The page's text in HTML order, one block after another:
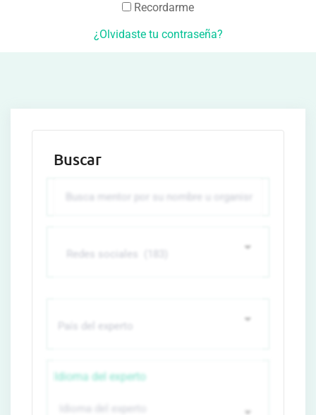
Recordarme
¿Olvidaste tu contraseña?
Buscar
Idioma del experto